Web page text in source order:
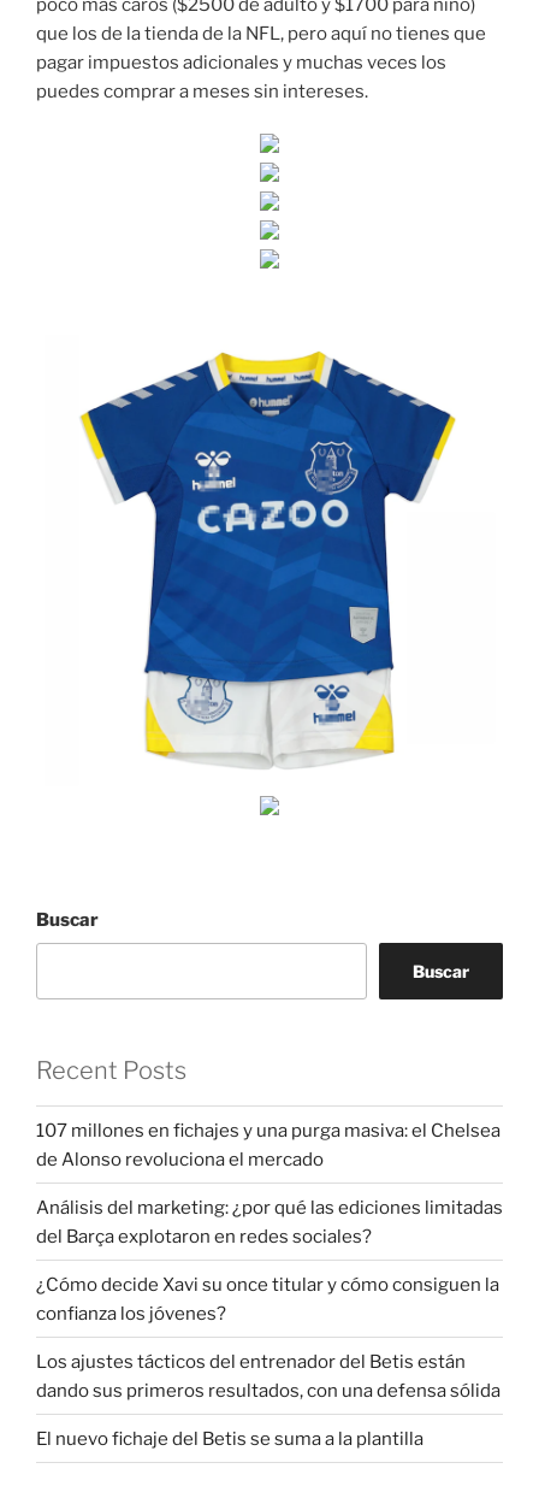
poco más caros ($2500 de adulto y $1700 para niño)
que los de la tienda de la NFL, pero aquí no tienes que
pagar impuestos adicionales y muchas veces los
puedes comprar a meses sin intereses.
Buscar
Buscar
Recent Posts
107 millones en fichajes y una purga masiva: el Chelsea
de Alonso revoluciona el mercado
Análisis del marketing: ¿por qué las ediciones limitadas
del Barça explotaron en redes sociales?
¿Cómo decide Xavi su once titular y cómo consiguen la
confianza los jóvenes?
Los ajustes tácticos del entrenador del Betis están
dando sus primeros resultados, con una defensa sólida
El nuevo fichaje del Betis se suma a la plantilla